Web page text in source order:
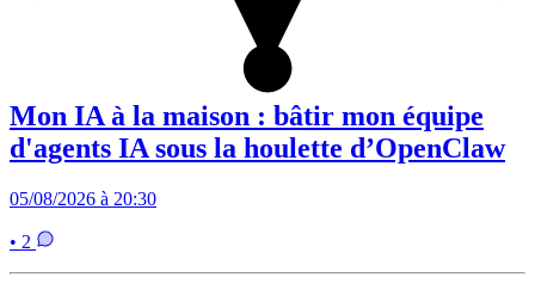
Mon IA à la maison : bâtir mon équipe
d'agents IA sous la houlette d’OpenClaw
05/08/2026 à 20:30
• 2